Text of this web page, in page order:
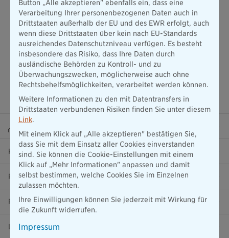
Karriere
Presse
Ratgeber
Lob & Kritik
Button „Alle akzeptieren" ebenfalls ein, dass eine
Verarbeitung Ihrer personenbezogenen Daten auch in
Drittstaaten außerhalb der EU und des EWR erfolgt, auch
wenn diese Drittstaaten über kein nach EU-Standards
ausreichendes Datenschutzniveau verfügen. Es besteht
insbesondere das Risiko, dass Ihre Daten durch
ausländische Behörden zu Kontroll- und zu
Überwachungszwecken, möglicherweise auch ohne
Rechtsbehelfsmöglichkeiten, verarbeitet werden können.
Weitere Informationen zu den mit Datentransfers in
Drittstaaten verbundenen Risiken finden Sie unter diesem
Link.
Mit einem Klick auf „Alle akzeptieren" bestätigen Sie,
dass Sie mit dem Einsatz aller Cookies einverstanden
sind. Sie können die Cookie-Einstellungen mit einem
Klick auf „Mehr Informationen" anpassen und damit
selbst bestimmen, welche Cookies Sie im Einzelnen
zulassen möchten.
Ihre Einwilligungen können Sie jederzeit mit Wirkung für
die Zukunft widerrufen.
Impressum